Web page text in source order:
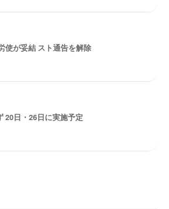
使が妥結 スト通告を解除
20日・26日に実施予定